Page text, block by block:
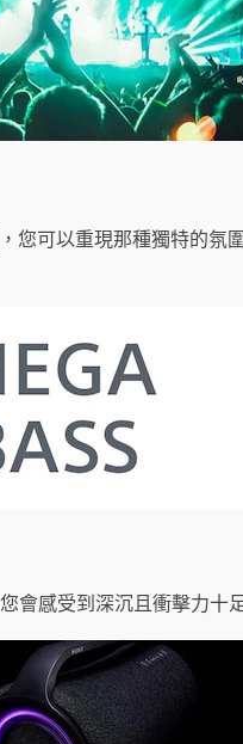
，您可以重現那種獨特的氛
會感受到深沉且衝擊力十